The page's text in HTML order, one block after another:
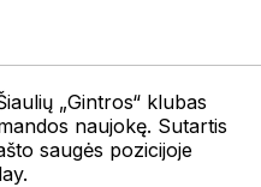
„Gintros“ klubas
naujokę. Sutartis
saugės pozicijoje